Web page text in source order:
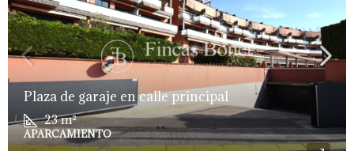
Plaza de garaje en calle principal
23 m²
APARCAMIENTO